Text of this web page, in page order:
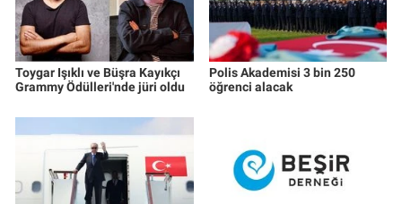
Toygar Işıklı ve Büşra Kayıkçı
Grammy Ödülleri'nde jüri oldu
Polis Akademisi 3 bin 250
öğrenci alacak